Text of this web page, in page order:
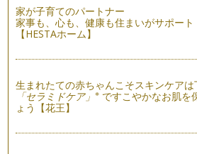
家が子育てのパートナー
家事も、心も、健康も住まいがサポート
【HESTAホーム】
生まれたての赤ちゃんこそスキンケアは
「セラミドケア」※ ですこやかなお肌を
ょう【花王】